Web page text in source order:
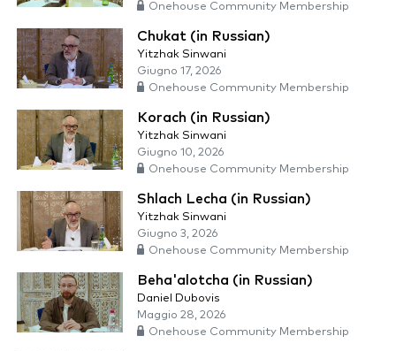
Onehouse Community Membership
Chukat (in Russian)
Yitzhak Sinwani
Giugno 17, 2026
Onehouse Community Membership
Korach (in Russian)
Yitzhak Sinwani
Giugno 10, 2026
Onehouse Community Membership
Shlach Lecha (in Russian)
Yitzhak Sinwani
Giugno 3, 2026
Onehouse Community Membership
Beha'alotcha (in Russian)
Daniel Dubovis
Maggio 28, 2026
Onehouse Community Membership